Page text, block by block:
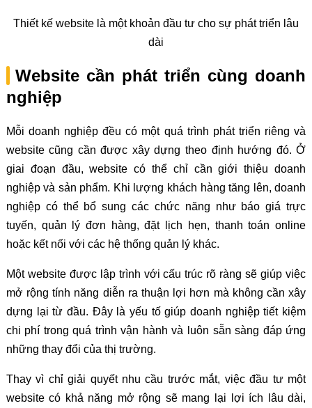
Thiết kế website là một khoản đầu tư cho sự phát triển lâu
dài
Website cần phát triển cùng doanh
nghiệp
Mỗi doanh nghiệp đều có một quá trình phát triển riêng và
website cũng cần được xây dựng theo định hướng đó. Ở
giai đoạn đầu, website có thể chỉ cần giới thiệu doanh
nghiệp và sản phẩm. Khi lượng khách hàng tăng lên, doanh
nghiệp có thể bổ sung các chức năng như báo giá trực
tuyến, quản lý đơn hàng, đặt lịch hẹn, thanh toán online
hoặc kết nối với các hệ thống quản lý khác.
Một website được lập trình với cấu trúc rõ ràng sẽ giúp việc
mở rộng tính năng diễn ra thuận lợi hơn mà không cần xây
dựng lại từ đầu. Đây là yếu tố giúp doanh nghiệp tiết kiệm
chi phí trong quá trình vận hành và luôn sẵn sàng đáp ứng
những thay đổi của thị trường.
Thay vì chỉ giải quyết nhu cầu trước mắt, việc đầu tư một
website có khả năng mở rộng sẽ mang lại lợi ích lâu dài,